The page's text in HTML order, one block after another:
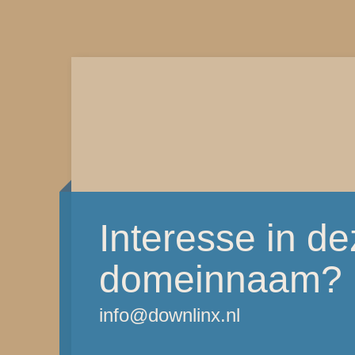
Interesse in
domeinnaam?
info@downlinx.nl